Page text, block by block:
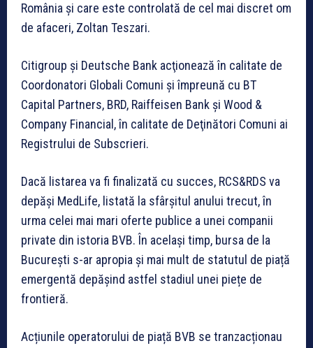
România și care este controlată de cel mai discret om
de afaceri, Zoltan Teszari.
Citigroup şi Deutsche Bank acţionează în calitate de
Coordonatori Globali Comuni şi împreună cu BT
Capital Partners, BRD, Raiffeisen Bank şi Wood &
Company Financial, în calitate de Deţinători Comuni ai
Registrului de Subscrieri.
Dacă listarea va fi finalizată cu succes, RCS&RDS va
depăși MedLife, listată la sfârșitul anului trecut, în
urma celei mai mari oferte publice a unei companii
private din istoria BVB. În același timp, bursa de la
București s-ar apropia și mai mult de statutul de piață
emergentă depășind astfel stadiul unei piețe de
frontieră.
Acțiunile operatorului de piață BVB se tranzacționau